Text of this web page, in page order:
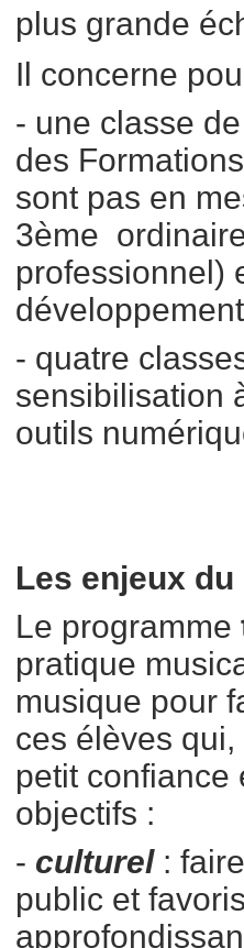
plus grande
Il concerne
- une classe
des
sont pas en
3ème
professionnel)
- quatre
sensibilisation
outils
Les enjeux
Le programme
pratique
musique pour
ces élèves
petit confiance
objectifs :
- culturel :
public et